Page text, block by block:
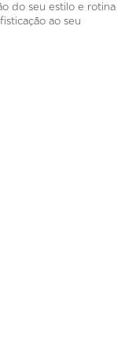
do seu estilo e rotina
ao seu